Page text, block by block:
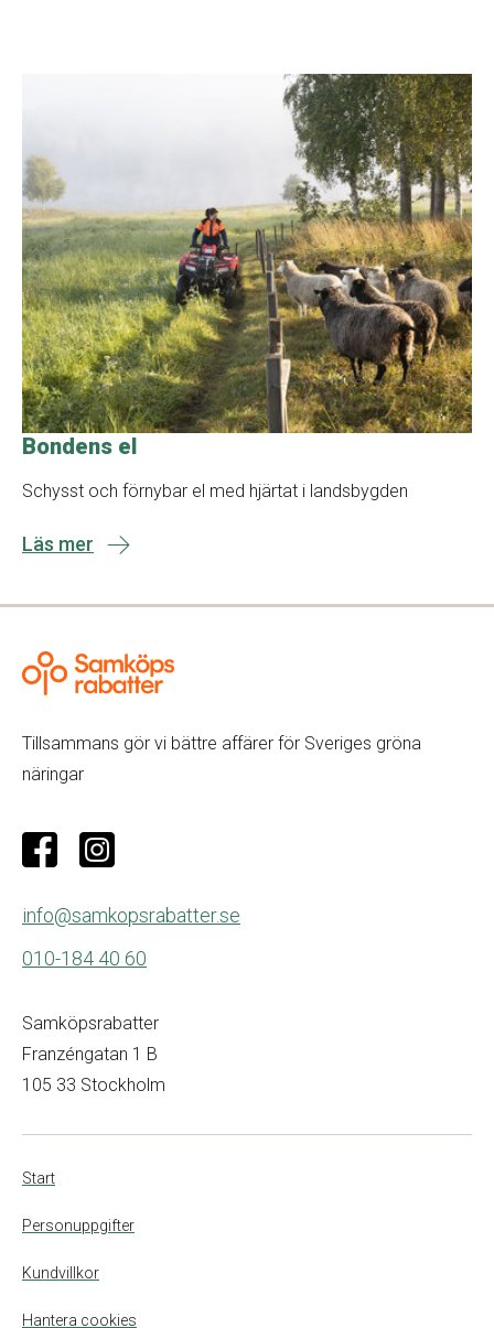
Bondens el
Schysst och förnybar el med hjärtat i landsbygden
Läs mer
Tillsammans gör vi bättre affärer för Sveriges gröna
näringar
info@samkopsrabatter.se
010-184 40 60
Samköpsrabatter
Franzéngatan 1 B
105 33 Stockholm
Start
Personuppgifter
Kundvillkor
Hantera cookies